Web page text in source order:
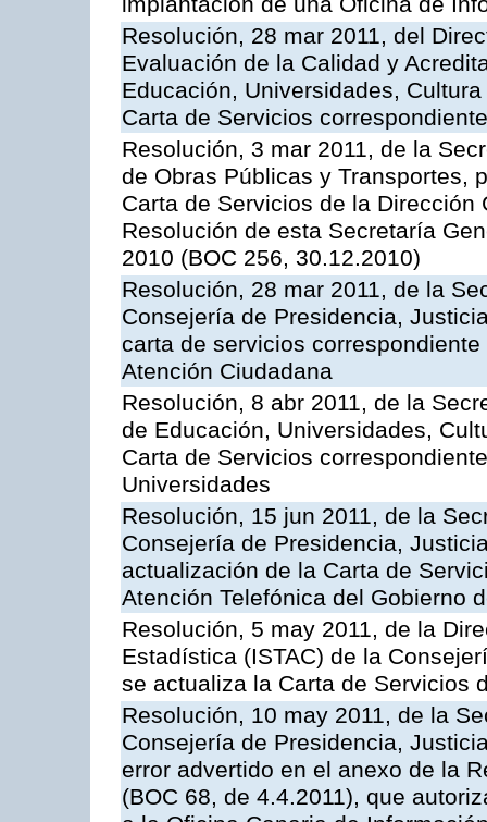
Resolución, 28 mar 2011, del
Evaluación de la Calidad y
Educación, Universidades,
Carta de Servicios
Resolución, 3 mar 2011, de la
de Obras Públicas y Transportes,
Carta de Servicios de la
Resolución de esta Secretaría
2010 (BOC 256, 30.12.2010)
Resolución, 28 mar 2011, de la
Consejería de Presidencia,
carta de servicios
Atención Ciudadana
Resolución, 8 abr 2011, de la
de Educación, Universidades,
Carta de Servicios
Universidades
Resolución, 15 jun 2011, de la
Consejería de Presidencia,
actualización de la Carta de
Atención Telefónica del Gobierno
Resolución, 5 may 2011, de la
Estadística (ISTAC) de la
se actualiza la Carta de Servicios
Resolución, 10 may 2011, de la
Consejería de Presidencia,
error advertido en el anexo de la
(BOC 68, de 4.4.2011), que